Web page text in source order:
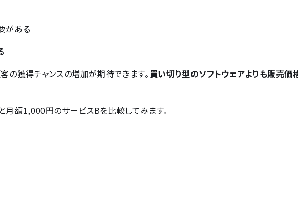
がある
の獲得チャンスの増加が期待できます。 買い切り型のソフトウェアよりも販売価
月額1,000円のサービスBを比較してみます。